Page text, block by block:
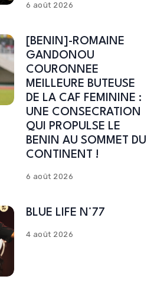
6 août 2026
[BENIN]-ROMAINE
GANDONOU
COURONNEE
MEILLEURE BUTEUSE
DE LA CAF FEMININE :
UNE CONSECRATION
QUI PROPULSE LE
BENIN AU SOMMET DU
CONTINENT !
6 août 2026
BLUE LIFE N°77
4 août 2026